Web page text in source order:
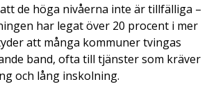
de höga nivåerna inte är tillfälliga –
har legat över 20 procent i mer
att många kommuner tvingas
band, ofta till tjänster som kräver
och lång inskolning.